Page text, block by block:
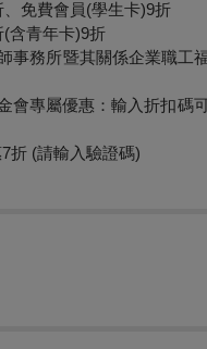
免費會員(學生卡)9折
含青年卡)9折
事務所暨其關係企業職工
會專屬優惠：輸入折扣碼
折 (請輸入驗證碼)